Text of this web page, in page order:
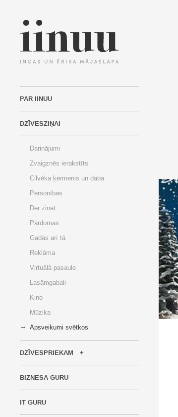
PAR IINUU
DZĪVESZIŅAI
Darinājumi
Zvaigznēs ierakstīts
Cilvēka ķermenis un daba
Personības
Der zināt
Pārdomas
Gadās arī tā
Reklāma
Virtuālā pasaule
Lasāmgabali
Kino
Mūzika
Apsveikumi svētkos
DZĪVESPRIEKAM
BIZNESA GURU
IT GURU